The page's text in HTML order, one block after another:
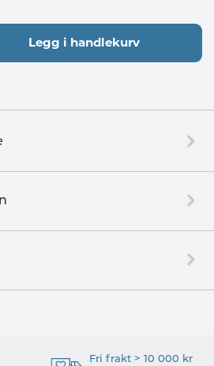
Legg i handlekurv
Fri frakt > 10 000 kr